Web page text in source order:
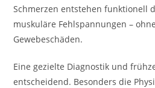
Schmerzen entstehen funktionell
muskuläre Fehlspannungen –
Gewebeschäden.
Eine gezielte Diagnostik und
entscheidend. Besonders die